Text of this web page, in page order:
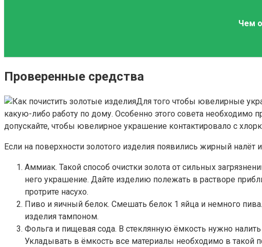
Чем
Проверенные средства
Для того чтобы ювелирные
какую-либо работу по дому. Особенно этого совета необходимо
допускайте, чтобы ювелирное украшение контактировало с
Если на поверхности золотого изделия появились жирный налёт
Аммиак. Такой способ очистки золота от сильных
него украшение. Дайте изделию полежать в растворе
протрите насухо.
Пиво и яичный белок. Смешать белок 1 яйца и немного
изделия тампоном.
Фольга и пищевая сода. В стеклянную ёмкость нужно
Укладывать в ёмкость все материалы необходимо в